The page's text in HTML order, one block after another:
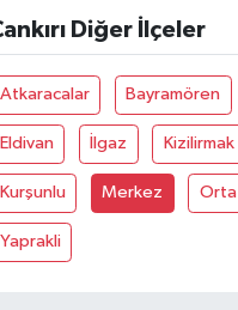
Diğer İlçeler
Atkaracalar Bayramören
Eldivan İlgaz Kizilirmak
Kurşunlu Merkez Orta
Yaprakli